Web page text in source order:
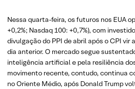
Nessa quarta-feira, os futuros nos EUA
+0,2%; Nasdaq 100: +0,7%), com
divulgação do PPI de abril após o CPI vir
dia anterior. O mercado segue
inteligência artificial e pela resiliência
movimento recente, contudo, continua
no Oriente Médio, após Donald Trump